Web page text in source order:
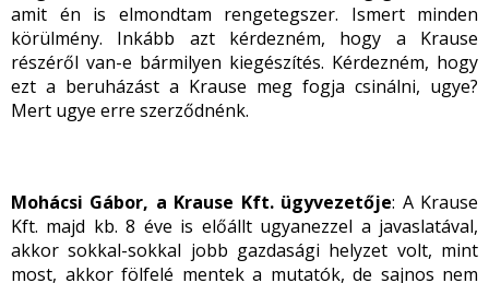
amit én is elmondtam rengetegszer. Ismert minden
körülmény. Inkább azt kérdezném, hogy a Krause
részéről van-e bármilyen kiegészítés. Kérdezném, hogy
ezt a beruházást a Krause meg fogja csinálni, ugye?
Mert ugye erre szerződnénk.
Mohácsi Gábor, a Krause Kft. ügyvezetője: A Krause
Kft. majd kb. 8 éve is előállt ugyanezzel a javaslatával,
akkor sokkal-sokkal jobb gazdasági helyzet volt, mint
most, akkor fölfelé mentek a mutatók, de sajnos nem